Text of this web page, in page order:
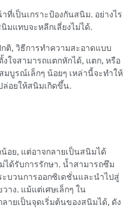
เป็นเกราะป้องกันสนิม. อย่างไร
มแทบจะหลีกเลี่ยงไม่ได้.
ติ, วิธีการทำความสะอาดแบบ
ใจสามารถแตกหักได้, แตก, หรือ
บูรณ์เล็กๆ น้อยๆ เหล่านี้จะทำให้
อยให้สนิมเกิดขึ้น.
อย, แต่อาจกลายเป็นสนิมได้
ได้รับการรักษา. น้ำสามารถซึม
ะบวนการออกซิเดชั่นและนำไปสู่
าง. แม้แต่เศษเล็กๆ ใน
ายเป็นจุดเริ่มต้นของสนิมได้, ดัง